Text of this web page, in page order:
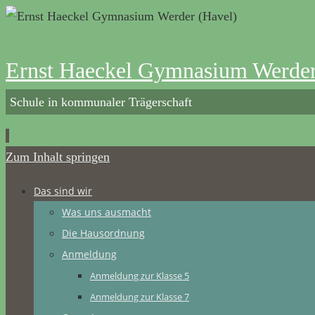
Ernst Haeckel Gymnasium
Schule in kommunaler Trägerschaft
Zum Inhalt springen
Das sind wir
Was uns ausmacht
Die Hausordnung
Anmeldung
Anmeldung zur Klasse 5
Anmeldung zur Klasse 7